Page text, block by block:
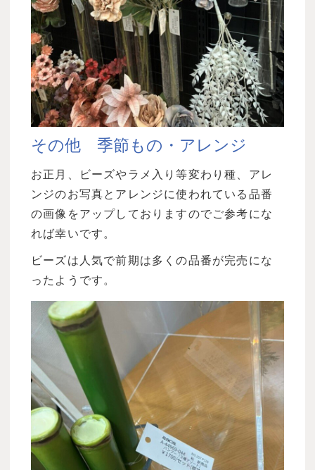
その他　季節もの・アレンジ
お正月、ビーズやラメ入り等変わり種、アレ
ンジのお写真とアレンジに使われている品番
の画像をアップしておりますのでご参考にな
れば幸いです。
ビーズは人気で前期は多くの品番が完売にな
ったようです。